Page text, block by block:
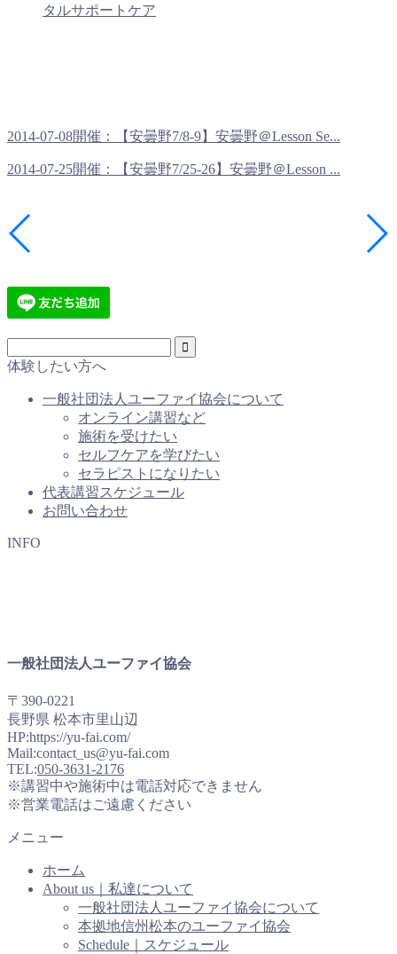
タルサポートケア
2014-07-08開催：【安曇野7/8-9】安曇野＠Lesson Se...
2014-07-25開催：【安曇野7/25-26】安曇野＠Lesson ...
体験したい方へ
一般社団法人ユーファイ協会について
オンライン講習など
施術を受けたい
セルフケアを学びたい
セラピストになりたい
代表講習スケジュール
お問い合わせ
INFO
一般社団法人ユーファイ協会
〒390-0221
長野県 松本市里山辺
HP:https://yu-fai.com/
Mail:contact_us@yu-fai.com
TEL:050-3631-2176
※講習中や施術中は電話対応できません
※営業電話はご遠慮ください
メニュー
ホーム
About us｜私達について
一般社団法人ユーファイ協会について
本拠地信州松本のユーファイ協会
Schedule｜スケジュール